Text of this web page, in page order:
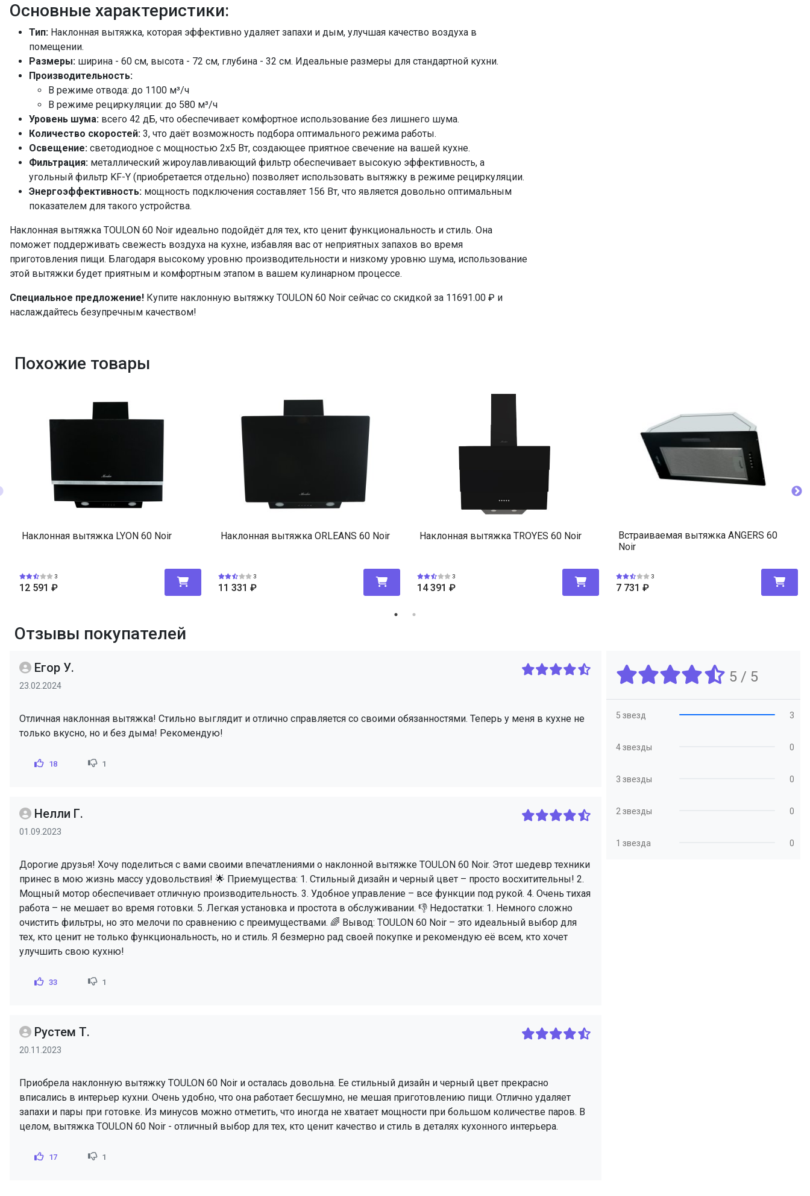
Основные характеристики:
Тип: Наклонная вытяжка, которая эффективно удаляет запахи и дым, улучшая качество воздуха в
помещении.
Размеры: ширина - 60 см, высота - 72 см, глубина - 32 см. Идеальные размеры для стандартной кухни.
Производительность:
В режиме отвода: до 1100 м³/ч
В режиме рециркуляции: до 580 м³/ч
Уровень шума: всего 42 дБ, что обеспечивает комфортное использование без лишнего шума.
Количество скоростей: 3, что даёт возможность подбора оптимального режима работы.
Освещение: светодиодное с мощностью 2x5 Вт, создающее приятное свечение на вашей кухне.
Фильтрация: металлический жироулавливающий фильтр обеспечивает высокую эффективность, а
угольный фильтр KF-Y (приобретается отдельно) позволяет использовать вытяжку в режиме рециркуляции.
Энергоэффективность: мощность подключения составляет 156 Вт, что является довольно оптимальным
показателем для такого устройства.
Наклонная вытяжка TOULON 60 Noir идеально подойдёт для тех, кто ценит функциональность и стиль. Она
поможет поддерживать свежесть воздуха на кухне, избавляя вас от неприятных запахов во время
приготовления пищи. Благодаря высокому уровню производительности и низкому уровню шума, использование
этой вытяжки будет приятным и комфортным этапом в вашем кулинарном процессе.
Специальное предложение! Купите наклонную вытяжку TOULON 60 Noir сейчас со скидкой за 11691.00 ₽ и
наслаждайтесь безупречным качеством!
Похожие товары
Наклонная вытяжка LYON 60 Noir
3
12 591 ₽
Наклонная вытяжка ORLEANS 60 Noir
3
11 331 ₽
Наклонная вытяжка TROYES 60 Noir
3
14 391 ₽
Встраиваемая вытяжка ANGERS 60
Noir
3
7 731 ₽
Отзывы покупателей
Егор У.
23.02.2024
Отличная наклонная вытяжка! Стильно выглядит и отлично справляется со своими обязанностями. Теперь у меня в кухне не
только вкусно, но и без дыма! Рекомендую!
18 1
Нелли Г.
01.09.2023
Дорогие друзья! Хочу поделиться с вами своими впечатлениями о наклонной вытяжке TOULON 60 Noir. Этот шедевр техники
принес в мою жизнь массу удовольствия! 🌟 Приемущества: 1. Стильный дизайн и черный цвет – просто восхитительны! 2.
Мощный мотор обеспечивает отличную производительность. 3. Удобное управление – все функции под рукой. 4. Очень тихая
работа – не мешает во время готовки. 5. Легкая установка и простота в обслуживании. 👎 Недостатки: 1. Немного сложно
очистить фильтры, но это мелочи по сравнению с преимуществами. 🌈 Вывод: TOULON 60 Noir – это идеальный выбор для
тех, кто ценит не только функциональность, но и стиль. Я безмерно рад своей покупке и рекомендую её всем, кто хочет
улучшить свою кухню!
33 1
Рустем Т.
20.11.2023
Приобрела наклонную вытяжку TOULON 60 Noir и осталась довольна. Ее стильный дизайн и черный цвет прекрасно
вписались в интерьер кухни. Очень удобно, что она работает бесшумно, не мешая приготовлению пищи. Отлично удаляет
запахи и пары при готовке. Из минусов можно отметить, что иногда не хватает мощности при большом количестве паров. В
целом, вытяжка TOULON 60 Noir - отличный выбор для тех, кто ценит качество и стиль в деталях кухонного интерьера.
17 1
5 / 5
5 звезд 3
4 звезды 0
3 звезды 0
2 звезды 0
1 звезда 0